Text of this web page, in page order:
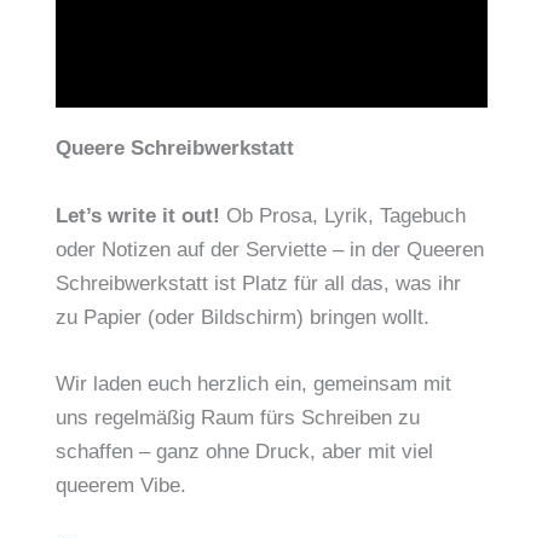
Queere Schreibwerkstatt
Let’s write it out! Ob Prosa, Lyrik, Tagebuch
oder Notizen auf der Serviette – in der Queeren
Schreibwerkstatt ist Platz für all das, was ihr
zu Papier (oder Bildschirm) bringen wollt.
Wir laden euch herzlich ein, gemeinsam mit
uns regelmäßig Raum fürs Schreiben zu
schaffen – ganz ohne Druck, aber mit viel
queerem Vibe.